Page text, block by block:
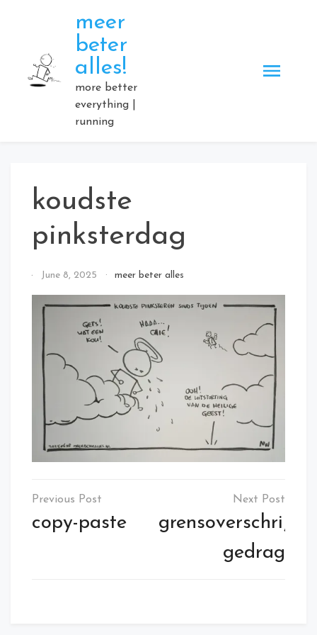
meer
beter
alles!
more better
everything |
running
koudste
pinksterdag
ByJune 8, 2025 meer beter alles
Post
navigation
copy-paste
gedrag